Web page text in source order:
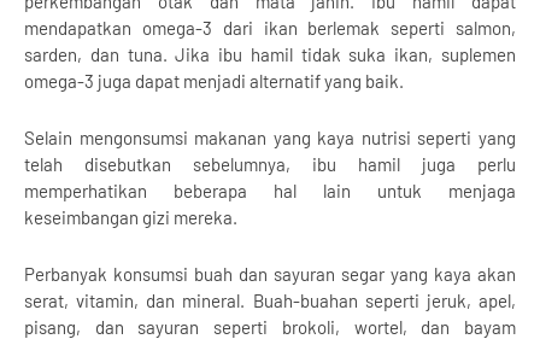
mendapatkan omega-3 dari ikan berlemak seperti salmon,
sarden, dan tuna. Jika ibu hamil tidak suka ikan, suplemen
omega-3 juga dapat menjadi alternatif yang baik.
Selain mengonsumsi makanan yang kaya nutrisi seperti yang
telah disebutkan sebelumnya, ibu hamil juga perlu
memperhatikan beberapa hal lain untuk menjaga
keseimbangan gizi mereka.
Perbanyak konsumsi buah dan sayuran segar yang kaya akan
serat, vitamin, dan mineral. Buah-buahan seperti jeruk, apel,
pisang, dan sayuran seperti brokoli, wortel, dan bayam